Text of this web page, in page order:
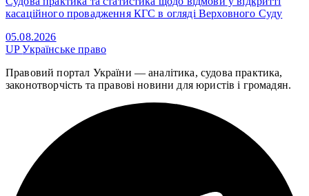
касаційного провадження КГС в огляді Верховного Суду
05.08.2026
UPУкраїнське право
Правовий портал України — аналітика, судова практика,
законотворчість та правові новини для юристів і громадян.